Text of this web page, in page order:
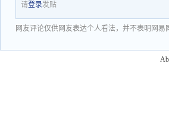
请登录发贴
网友评论仅供网友表达个人看法，并不表明网易